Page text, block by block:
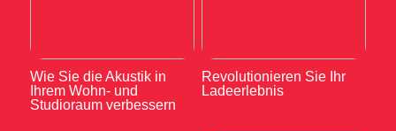
Wie Sie die Akustik in
Ihrem Wohn- und
Studioraum verbessern
Revolutionieren Sie Ihr
Ladeerlebnis